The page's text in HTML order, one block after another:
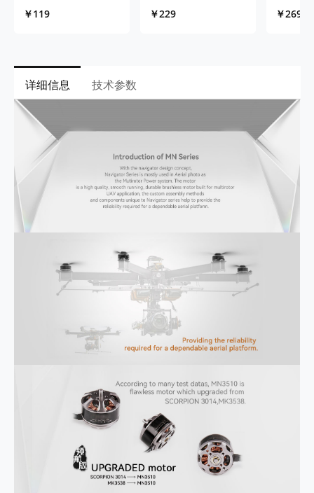
￥119 ￥229
￥269
详细信息 技术参数